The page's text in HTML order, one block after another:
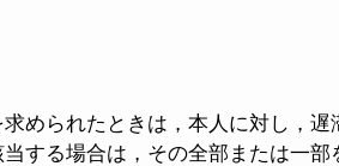
められたときは，本人に対し，
する場合は，その全部または一